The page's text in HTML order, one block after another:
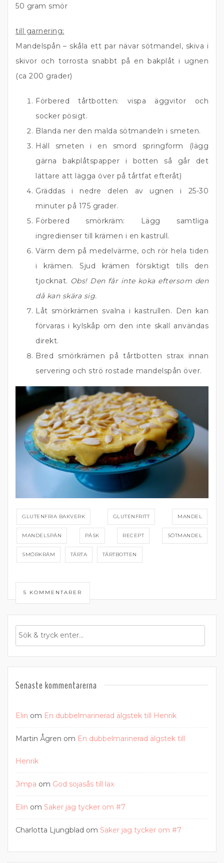
50 gram smör
till garnering:
Mandelspån – skåla ett par nävar sötmandel, skiva i
skivor och torrosta snabbt på en bakplåt i ugnen
(ca 200 grader)
Förbered tårtbotten: vispa äggvitor och
socker pösigt.
Blanda ner den malda sötmandeln i smeten.
Häll smeten i en smord springform (lägg
gärna bakplåtspapper i botten så går det
lättare att lägga över på tårtfat efteråt)
Gräddas i nedre delen av ugnen i 25-30
minuter på 175 grader.
Förbered smörkräm: Lägg samtliga
ingredienser till krämen i en kastrull.
Värm dem på medelvärme, och rör hela tiden
i krämen. Sjud krämen försiktigt tills den
tjocknat. Obs! Den får inte koka eftersom den
då kan skära sig.
Låt smörkrämen svalna i kastrullen. Den kan
förvaras i kylskåp om den inte skall användas
direkt.
Bred smörkrämen på tårtbotten strax innan
servering och strö rostade mandelspån över.
GLUTENFRIA BAKVERK GLUTENFRITT MANDEL
MANDELSPÅN PÅSK RECEPT SÖTMANDEL
SMÖRKRÄM TÅRTA TÅRTBOTTEN
5 KOMMENTARER
Senaste kommentarerna
Elin om En dubbelmarinerad älgstek till Henrik
Martin Ågren om En dubbelmarinerad älgstek till
Henrik
Jimpa om God sojasås till lax
Elin om Saker jag tycker om #7
Charlotta Ljungblad om Saker jag tycker om #7